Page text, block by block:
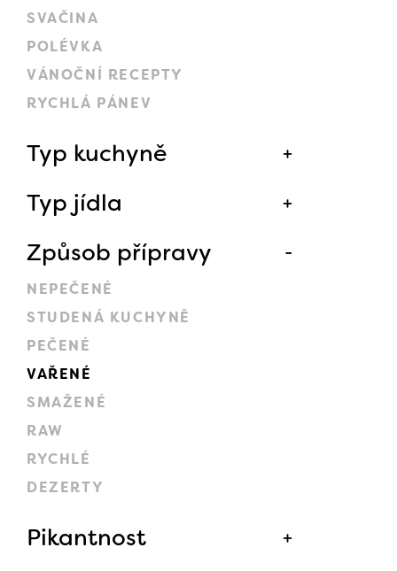
SVAČINA
POLÉVKA
VÁNOČNÍ RECEPTY
RYCHLÁ PÁNEV
Typ kuchyně
Typ jídla
Způsob přípravy
NEPEČENÉ
STUDENÁ KUCHYNĚ
PEČENÉ
VAŘENÉ
SMAŽENÉ
RAW
RYCHLÉ
DEZERTY
Pikantnost